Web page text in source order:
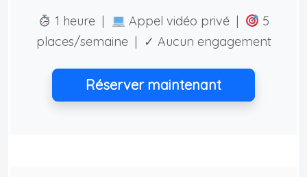
1 heure | Appel vidéo privé |
5
places/semaine | ✓ Aucun engagement
Réserver maintenant